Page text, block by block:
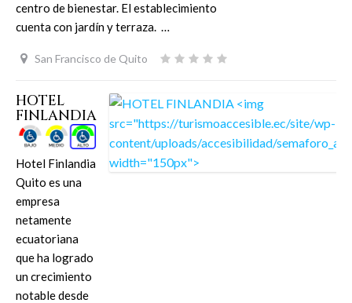
centro de bienestar. El establecimiento
cuenta con jardín y terraza. …
San Francisco de Quito
HOTEL
FINLANDIA
Hotel Finlandia
Quito es una
empresa
netamente
ecuatoriana
que ha logrado
un crecimiento
notable desde